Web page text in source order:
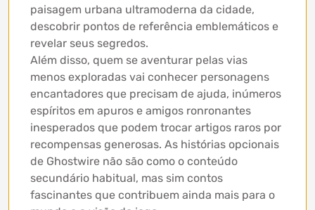
paisagem urbana ultramoderna da cidade,
descobrir pontos de referência emblemáticos e
revelar seus segredos.
Além disso, quem se aventurar pelas vias
menos exploradas vai conhecer personagens
encantadores que precisam de ajuda, inúmeros
espíritos em apuros e amigos ronronantes
inesperados que podem trocar artigos raros por
recompensas generosas. As histórias opcionais
de Ghostwire não são como o conteúdo
secundário habitual, mas sim contos
fascinantes que contribuem ainda mais para o